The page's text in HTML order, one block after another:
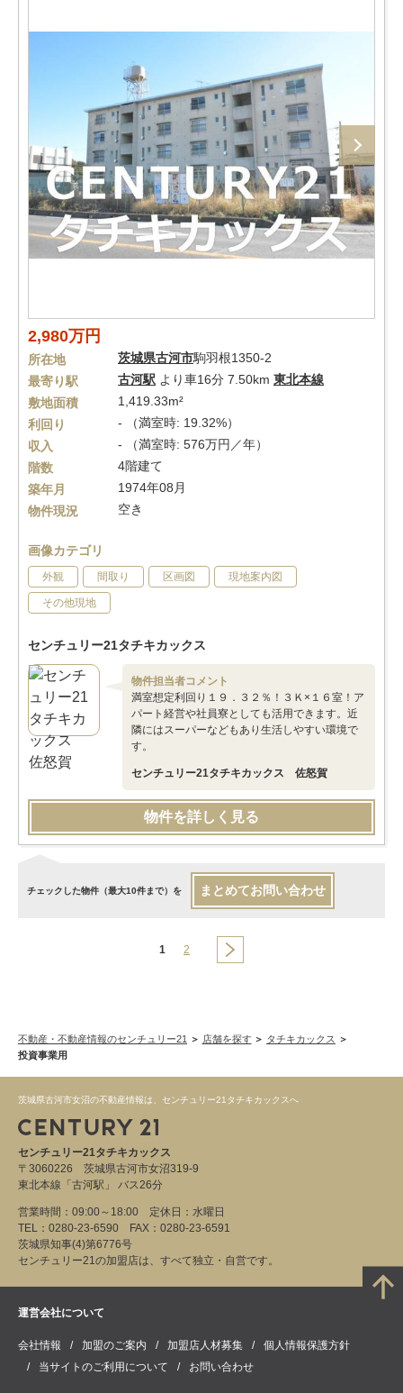
2,980万円
所在地 茨城県古河市駒羽根1350-2
最寄り駅
古河駅 より車16分 7.50km 東北本線
敷地面積
1,419.33m²
利回り
- （満室時: 19.32%）
収入
- （満室時: 576万円／年）
階数
4階建て
築年月
1974年08月
物件現況
空き
画像カテゴリ
外観 間取り 区画図 現地案内図
その他現地
センチュリー21タチキカックス
物件担当者コメント
満室想定利回り１９．３２％！３Ｋ×１６室！ア
パート経営や社員寮としても活用できます。近
隣にはスーパーなどもあり生活しやすい環境で
す。
センチュリー21タチキカックス 佐怒賀
物件を詳しく見る
チェックした物件（最大10件まで）を まとめてお問い合わせ
1 2
不動産・不動産情報のセンチュリー21 店舗を探す
タチキカックス
投資事業用
茨城県古河市女沼の不動産情報は、センチュリー21タチキカックスへ
センチュリー21タチキカックス
〒3060226 茨城県古河市女沼319-9
東北本線「古河駅」 バス26分
営業時間：09:00～18:00 定休日：水曜日
TEL：0280-23-6590 FAX：0280-23-6591
茨城県知事(4)第6776号
センチュリー21の加盟店は、すべて独立・自営です。
運営会社について
会社情報 加盟のご案内 加盟店人材募集
個人情報保護方針
当サイトのご利用について
お問い合わせ